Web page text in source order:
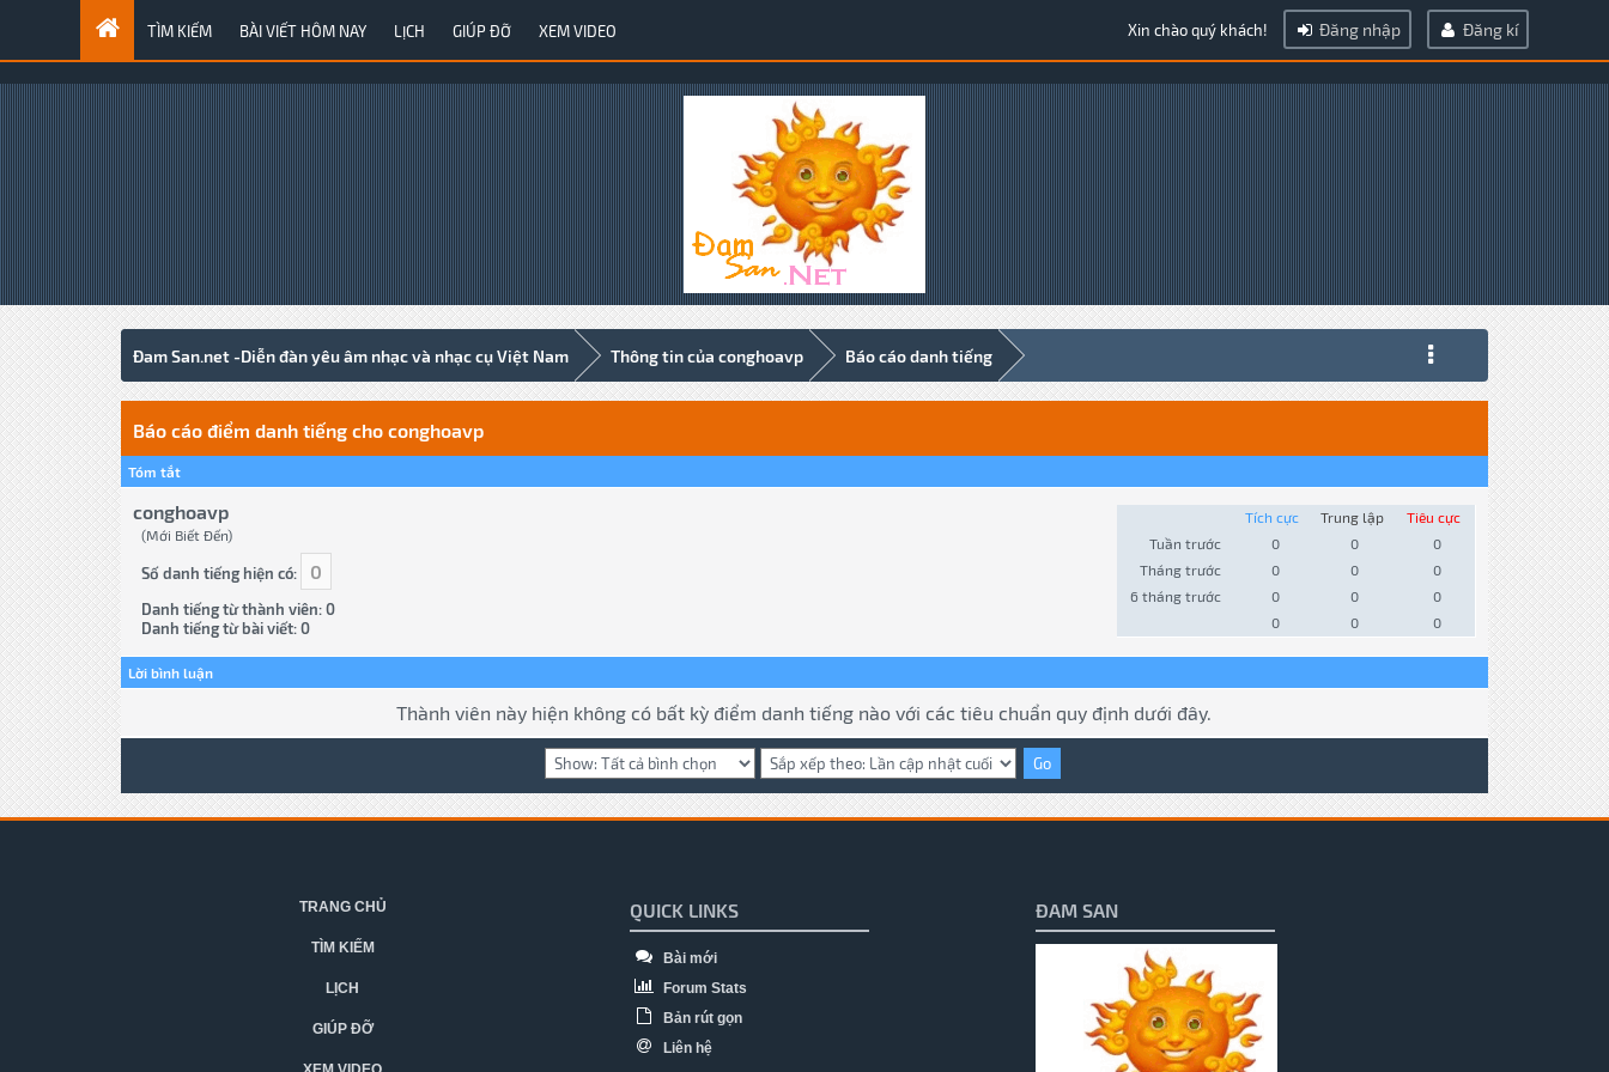
TÌM KIẾM BÀI VIẾT HÔM NAY LỊCH GIÚP ĐỠ XEM VIDEO Xin chào quý khách! Đăng nhập Đăng kí
Đam San.net -Diễn đàn yêu âm nhạc và nhạc cụ Việt Nam Thông tin của conghoavp Báo cáo danh tiếng
Báo cáo điểm danh tiếng cho conghoavp
Tóm tắt
conghoavp
(Mới Biết Đến)
Số danh tiếng hiện có: 0
Danh tiếng từ thành viên: 0
Danh tiếng từ bài viết: 0
Tích cực Trung lập
Tiêu cực
Tuần trước
0 0
0
Tháng trước
0 0
0
6 tháng trước
0 0
0
0
0 0
Lời bình luận
Thành viên này hiện không có bất kỳ điểm danh tiếng nào với các tiêu chuẩn quy định dưới đây.
TRANG CHỦ
TÌM KIẾM
LỊCH
GIÚP ĐỠ
QUICK LINKS
Bài mới
Forum Stats
Bản rút gọn
Liên hệ
ĐAM SAN